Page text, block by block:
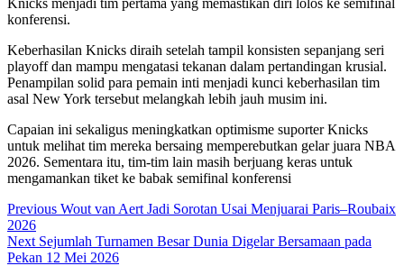
konferensi.
Keberhasilan Knicks diraih setelah tampil konsisten sepanjang seri
playoff dan mampu mengatasi tekanan dalam pertandingan krusial.
Penampilan solid para pemain inti menjadi kunci keberhasilan tim
asal New York tersebut melangkah lebih jauh musim ini.
Capaian ini sekaligus meningkatkan optimisme suporter Knicks
untuk melihat tim mereka bersaing memperebutkan gelar juara NBA
2026. Sementara itu, tim-tim lain masih berjuang keras untuk
mengamankan tiket ke babak semifinal konferensi
Post
navigation
Previous Wout van Aert Jadi Sorotan Usai Menjuarai Paris–Roubaix
2026
Next Sejumlah Turnamen Besar Dunia Digelar Bersamaan pada
Pekan 12 Mei 2026